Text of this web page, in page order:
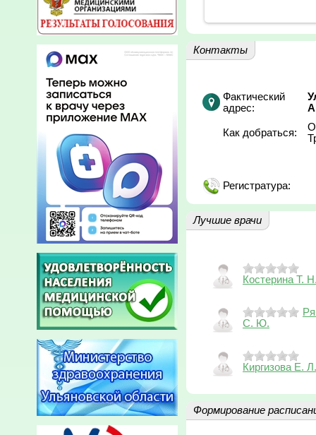
Контакты
Фактический
адрес:
Как добраться:
Регистратура:
Лучшие врачи
Костерина Т.
С. Ю.
Киргизова Е. Л.
Формирование